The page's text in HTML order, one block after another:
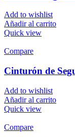
Add to wishlist
Añadir al carrito
Quick view
Compare
Cinturón de
Add to wishlist
Añadir al carrito
Quick view
Compare